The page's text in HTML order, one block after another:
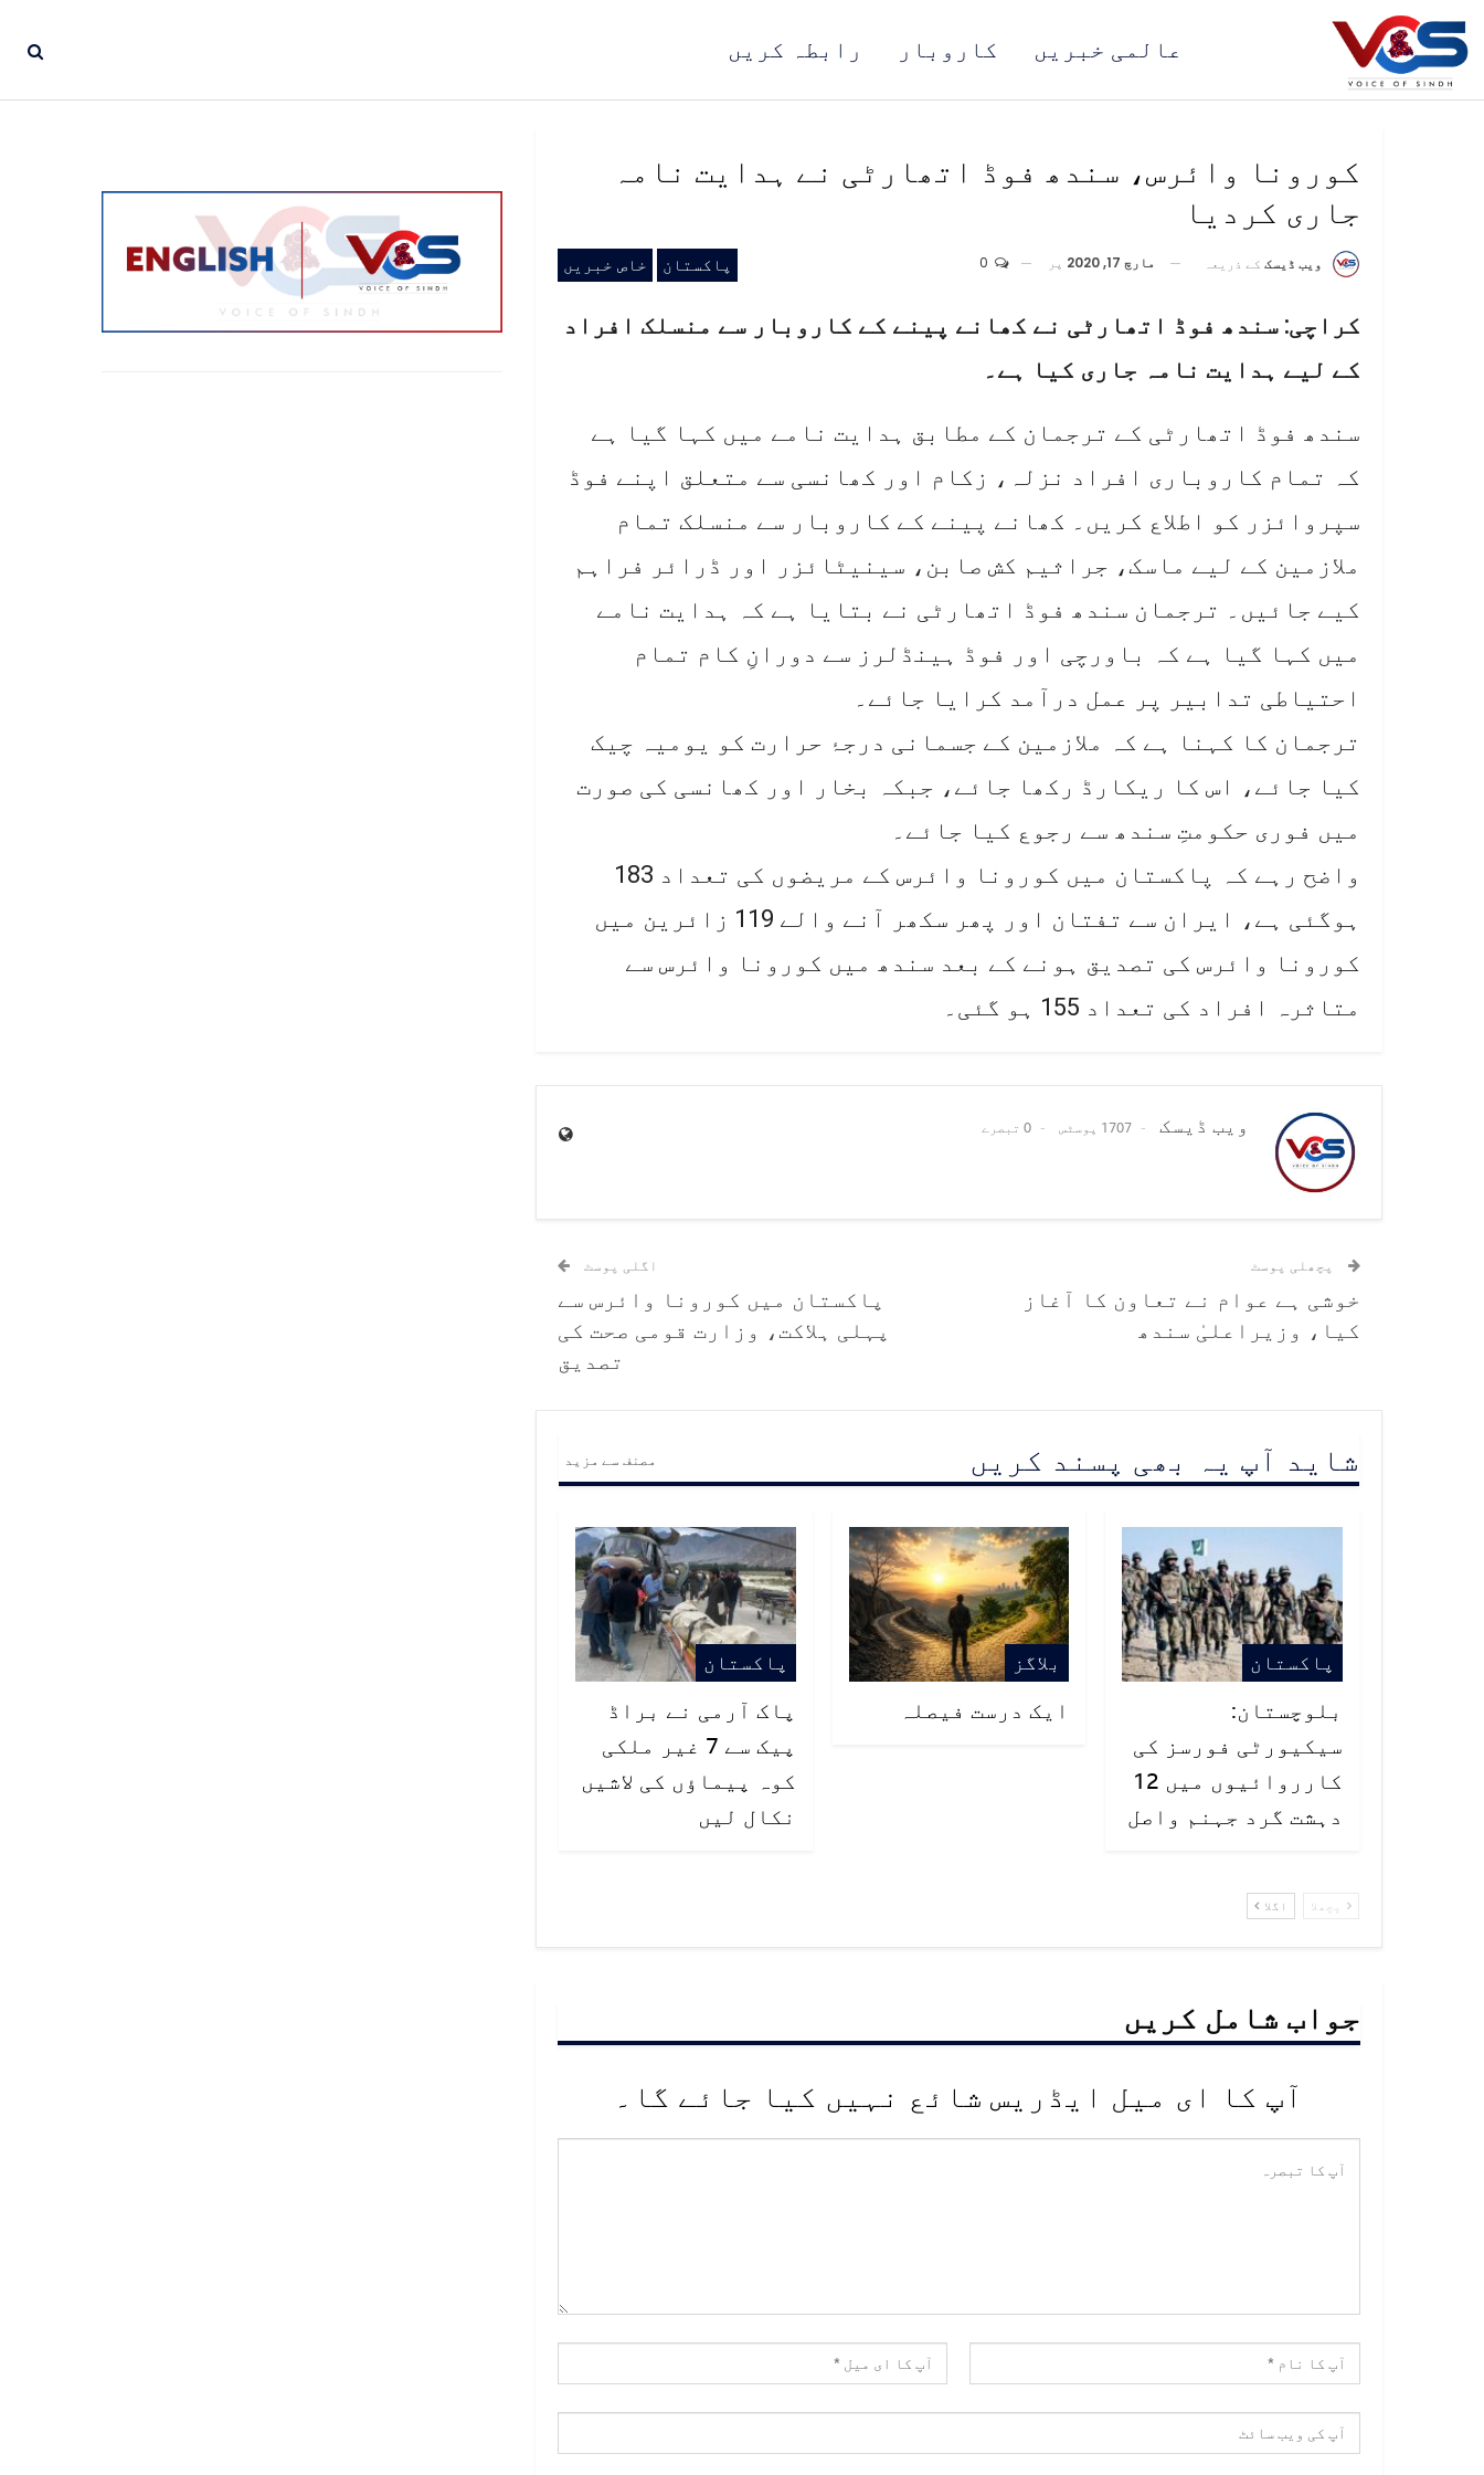
رابطہ کریں کاروبار عالمی خبریں
کورونا وائرس، سندھ فوڈ اتھارٹی نے ہدایت نامہ
جاری کردیا
پاکستان خاص خبریں ویب ڈیسک کے ذریعہ مارچ 17, 2020 پر
کراچی: سندھ فوڈ اتھارٹی نے کھانے پینے کے کاروبار سے منسلک افراد
کے لیے ہدایت نامہ جاری کیا ہے۔
سندھ فوڈ اتھارٹی کے ترجمان کے مطابق ہدایت نامے میں کہا گیا ہے
کہ تمام کاروباری افراد نزلہ، زکام اور کھانسی سے متعلق اپنے فوڈ
سپروائزر کو اطلاع کریں۔ کھانے پینے کے کاروبار سے منسلک تمام
ملازمین کے لیے ماسک، جراثیم کش صابن، سینیٹائزر اور ڈرائر فراہم
کیے جائیں۔ ترجمان سندھ فوڈ اتھارٹی نے بتایا ہے کہ ہدایت نامے
میں کہا گیا ہے کہ باورچی اور فوڈ ہینڈلرز سے دورانِ کام تمام
احتیاطی تدابیر پر عمل درآمد کرایا جائے۔
ترجمان کا کہنا ہے کہ ملازمین کے جسمانی درجۂ حرارت کو یومیہ چیک
کیا جائے، اس کا ریکارڈ رکھا جائے، جبکہ بخار اور کھانسی کی صورت
میں فوری حکومتِ سندھ سے رجوع کیا جائے۔
واضح رہے کہ پاکستان میں کورونا وائرس کے مریضوں کی تعداد 183
ہوگئی ہے، ایران سے تفتان اور پھر سکھر آنے والے 119 زائرین میں
کورونا وائرس کی تصدیق ہونے کے بعد سندھ میں کورونا وائرس سے
متاثرہ افراد کی تعداد 155 ہو گئی۔
ویب ڈیسک 1707 پوسٹس 0 تبصرے
پچھلی پوسٹ
خوشی ہے عوام نے تعاون کا آغاز
کیا، وزیراعلیٰ سندھ
اگلی پوسٹ
پاکستان میں کورونا وائرس سے
پہلی ہلاکت، وزارت قومی صحت کی
تصدیق
شاید آپ یہ بھی پسند کریں مصنف سے مزید
پاکستان
بلوچستان:
سیکیورٹی فورسز کی
کارروائیوں میں 12
دہشت گرد جہنم واصل
بلاگز
ایک درست فیصلہ
پاکستان
پاک آرمی نے براڈ
پیک سے 7 غیر ملکی
کوہ پیماؤں کی لاشیں
نکال لیں
پچھلا اگلا
جواب شامل کریں
آپ کا ای میل ایڈریس شائع نہیں کیا جائے گا۔